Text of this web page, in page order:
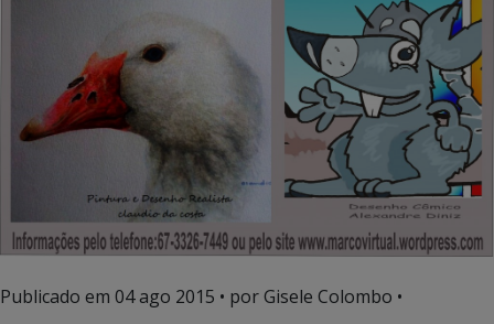
Publicado em 04 ago 2015 • por Gisele Colombo •